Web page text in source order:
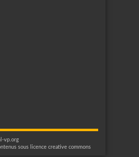
vp.org
sous licence creative commons